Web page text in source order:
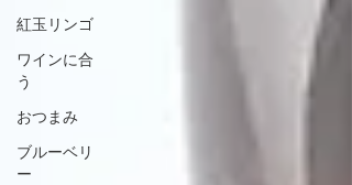
紅玉リンゴ
ワインに合
う
おつまみ
ブルーベリ
ー